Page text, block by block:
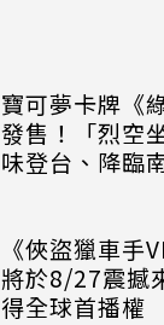
寶可夢卡牌《
發售！「烈空
味登台、降臨
《俠盜獵車手
將於8/27震撼
得全球首播權